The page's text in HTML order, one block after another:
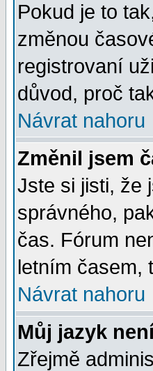
Pokud je to
změnou
registrovaní
důvod, proč
Návrat nahoru
Změnil jsem
Jste si jisti, že
správného,
čas. Fórum
letním časem,
Návrat nahoru
Můj jazyk
Zřejmě